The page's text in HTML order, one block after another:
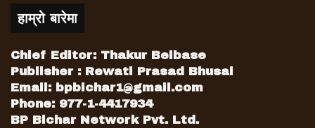
हाम्रो बारेमा
Chief Editor: Thakur Belbase
Publisher : Rewati Prasad Bhusal
Email: bpbichar1@gmail.com
Phone: 977-1-4417934
BP Bichar Network Pvt. Ltd.